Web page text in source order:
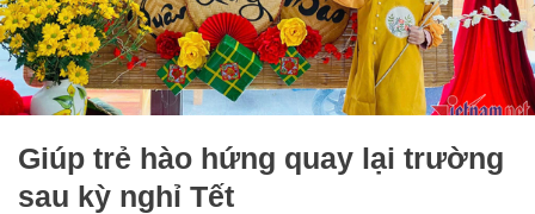
Giúp trẻ hào hứng quay lại trường
sau kỳ nghỉ Tết